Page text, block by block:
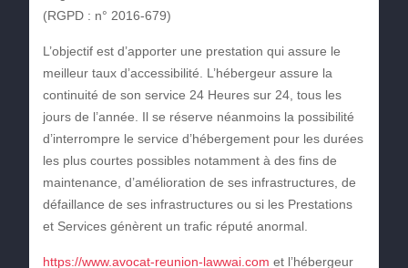
(RGPD : n° 2016-679)
L’objectif est d’apporter une prestation qui assure le
meilleur taux d’accessibilité. L’hébergeur assure la
continuité de son service 24 Heures sur 24, tous les
jours de l’année. Il se réserve néanmoins la possibilité
d’interrompre le service d’hébergement pour les durées
les plus courtes possibles notamment à des fins de
maintenance, d’amélioration de ses infrastructures, de
défaillance de ses infrastructures ou si les Prestations
et Services génèrent un trafic réputé anormal.
https://www.avocat-reunion-lawwai.com et l’hébergeur